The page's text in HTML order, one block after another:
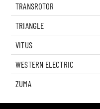
TRANSROTOR
TRIANGLE
VITUS
WESTERN ELECTRIC
ZUMA